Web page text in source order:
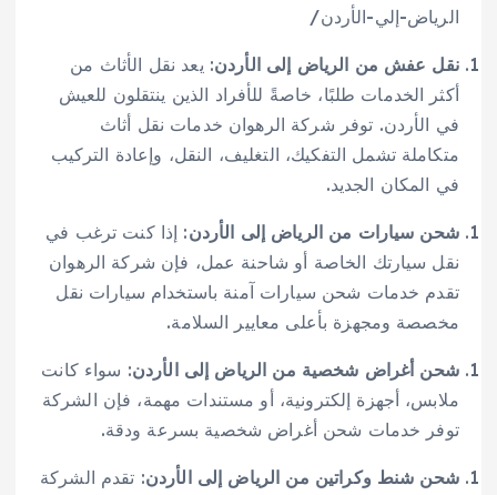
الرياض-إلي-الأردن/
نقل عفش من الرياض إلى الأردن: يعد نقل الأثاث من
أكثر الخدمات طلبًا، خاصةً للأفراد الذين ينتقلون للعيش
في الأردن. توفر شركة الرهوان خدمات نقل أثاث
متكاملة تشمل التفكيك، التغليف، النقل، وإعادة التركيب
في المكان الجديد.
شحن سيارات من الرياض إلى الأردن: إذا كنت ترغب في
نقل سيارتك الخاصة أو شاحنة عمل، فإن شركة الرهوان
تقدم خدمات شحن سيارات آمنة باستخدام سيارات نقل
مخصصة ومجهزة بأعلى معايير السلامة.
شحن أغراض شخصية من الرياض إلى الأردن: سواء كانت
ملابس، أجهزة إلكترونية، أو مستندات مهمة، فإن الشركة
توفر خدمات شحن أغراض شخصية بسرعة ودقة.
شحن شنط وكراتين من الرياض إلى الأردن: تقدم الشركة